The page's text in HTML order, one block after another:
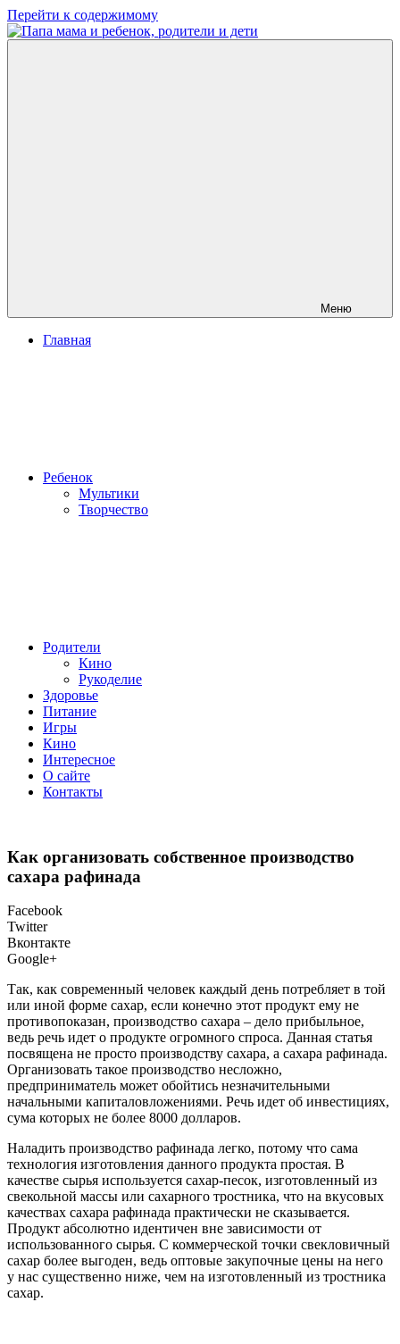
Перейти к содержимому
Меню
Главная
Ребенок
Мультики
Творчество
Родители
Кино
Рукоделие
Здоровье
Питание
Игры
Кино
Интересное
О сайте
Контакты
Как организовать собственное производство
сахара рафинада
Facebook
Twitter
Вконтакте
Google+
Так, как современный человек каждый день потребляет в той
или иной форме сахар, если конечно этот продукт ему не
противопоказан, производство сахара – дело прибыльное,
ведь речь идет о продукте огромного спроса. Данная статья
посвящена не просто производству сахара, а сахара рафинада.
Организовать такое производство несложно,
предприниматель может обойтись незначительными
начальными капиталовложениями. Речь идет об инвестициях,
сума которых не более 8000 долларов.
Наладить производство рафинада легко, потому что сама
технология изготовления данного продукта простая. В
качестве сырья используется сахар-песок, изготовленный из
свекольной массы или сахарного тростника, что на вкусовых
качествах сахара рафинада практически не сказывается.
Продукт абсолютно идентичен вне зависимости от
использованного сырья. С коммерческой точки свекловичный
сахар более выгоден, ведь оптовые закупочные цены на него
у нас существенно ниже, чем на изготовленный из тростника
сахар.